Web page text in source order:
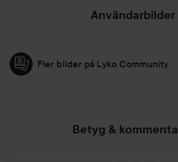
Användarbilder
Fler bilder på Lyko Community
Betyg &